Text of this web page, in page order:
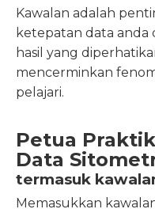
Kawalan adalah
ketepatan data anda
hasil yang
mencerminkan
pelajari.
Petua
Data
termasuk
Memasukkan